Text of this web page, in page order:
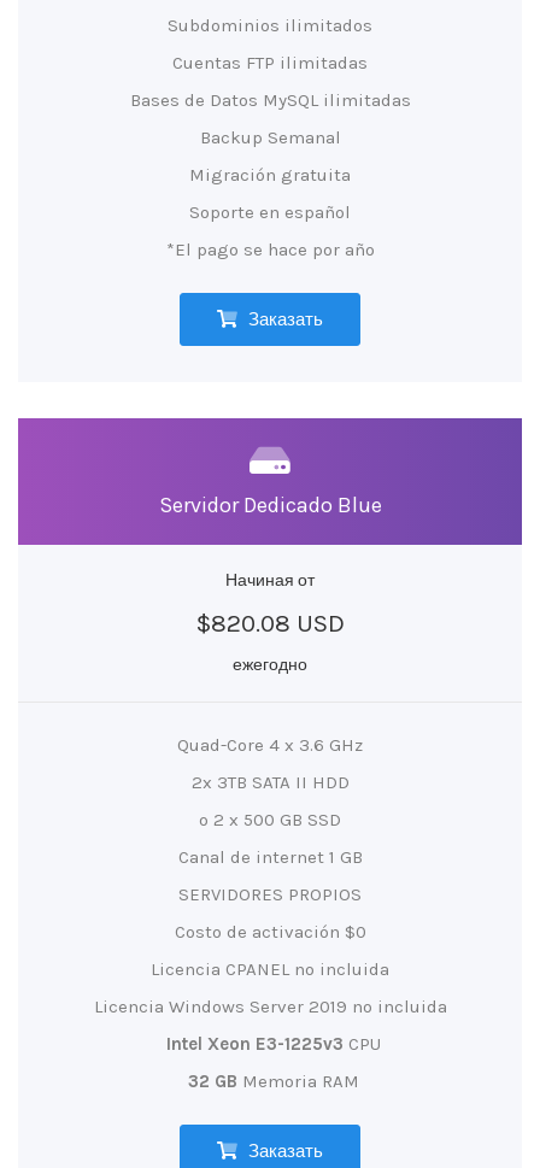
Subdominios ilimitados
Cuentas FTP ilimitadas
Bases de Datos MySQL ilimitadas
Backup Semanal
Migración gratuita
Soporte en español
*El pago se hace por año
Заказать
Servidor Dedicado Blue
Начиная от
$820.08 USD
ежегодно
Quad-Core 4 x 3.6 GHz
2x 3TB SATA II HDD
o 2 x 500 GB SSD
Canal de internet 1 GB
SERVIDORES PROPIOS
Costo de activación $0
Licencia CPANEL no incluida
Licencia Windows Server 2019 no incluida
Intel Xeon E3-1225v3 CPU
32 GB Memoria RAM
Заказать